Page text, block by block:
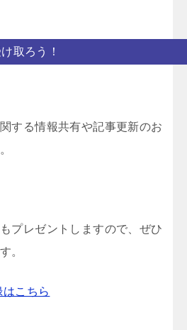
取ろう！
する情報共有や記事更新のお
プレゼントしますので、ぜひ
。
こちら